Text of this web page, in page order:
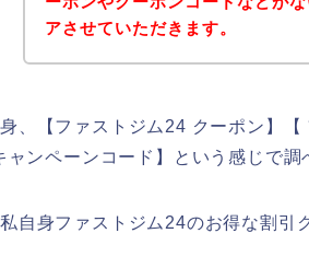
アさせていただきます。
、【ファストジム24 クーポン】
ャンペーンコード】という感じで調
自身ファストジム24のお得な割引